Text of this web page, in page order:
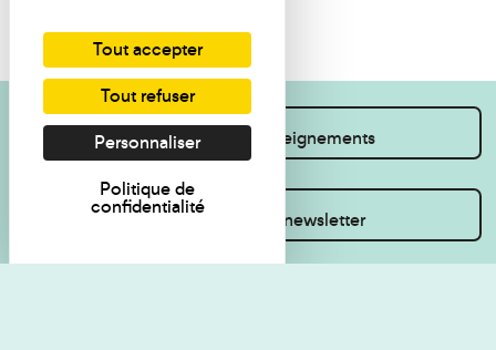
Je souhaite des renseignements
Inscrivez-vous à la newsletter
Tout accepter
Tout refuser
Personnaliser
Politique de
confidentialité